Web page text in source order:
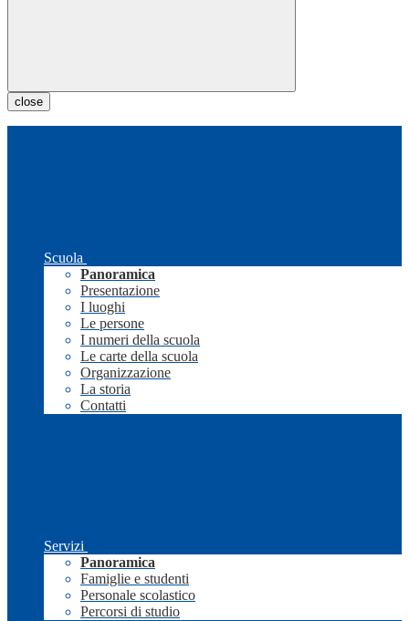
close
Scuola
Panoramica
Presentazione
I luoghi
Le persone
I numeri della scuola
Le carte della scuola
Organizzazione
La storia
Contatti
Servizi
Panoramica
Famiglie e studenti
Personale scolastico
Percorsi di studio